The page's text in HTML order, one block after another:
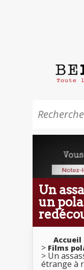
Un
un
Accueil
Films
Un
étrange à